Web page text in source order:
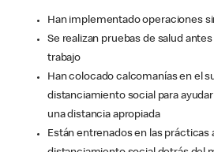
Han implementado operaciones
Se realizan pruebas de salud
trabajo
Han colocado calcomanías en el
distanciamiento social para
una distancia apropiada
Están entrenados en las prácticas